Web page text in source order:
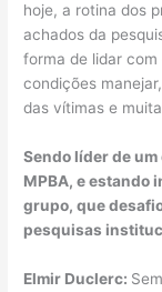
hoje, a rotina dos
achados da
forma de lidar com
condições
das vítimas e
Sendo líder de
MPBA, e estando
grupo, que
pesquisas
Elmir Duclerc: